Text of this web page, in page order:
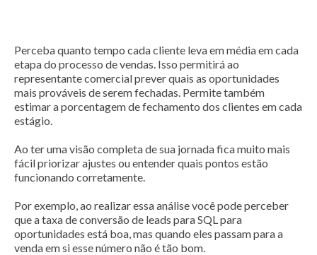
Perceba quanto tempo cada cliente leva em média em cada
etapa do processo de vendas. Isso permitirá ao
representante comercial prever quais as oportunidades
mais prováveis de serem fechadas. Permite também
estimar a porcentagem de fechamento dos clientes em cada
estágio.
Ao ter uma visão completa de sua jornada fica muito mais
fácil priorizar ajustes ou entender quais pontos estão
funcionando corretamente.
Por exemplo, ao realizar essa análise você pode perceber
que a taxa de conversão de leads para SQL para
oportunidades está boa, mas quando eles passam para a
venda em si esse número não é tão bom.